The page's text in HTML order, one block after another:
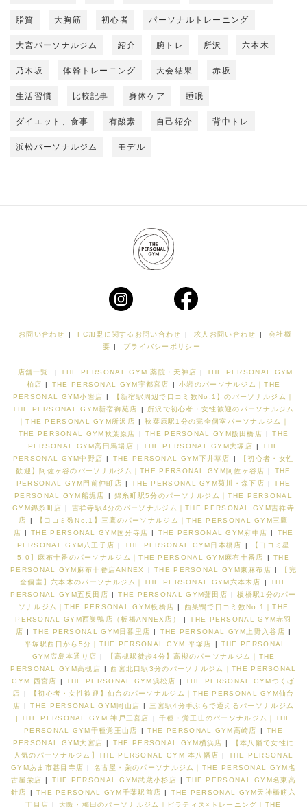
脂質 大胸筋 初心者 パーソナルトレーニング
大宮パーソナルジム 紹介 腕トレ 所沢 六本木
乃木坂 体幹トレーニング 大会結果 赤坂
生活習慣 比較記事 身体ケア 睡眠
ダイエット、食事 有酸素 自己紹介 背中トレ
浜松パーソナルジム モデル
お問い合わせ | FC加盟に関するお問い合わせ | 求人お問い合わせ |
会社概
要 | プライバシーポリシー
店舗一覧 | THE PERSONAL GYM 薬院・天神店 |
THE PERSONAL GYM
柏店 | THE PERSONAL GYM宇都宮店 |
小岩のパーソナルジム｜THE
PERSONAL GYM小岩店 |
【新宿駅周辺で口コミ数No.1】のパーソナルジム｜
THE PERSONAL GYM新宿御苑店
|
所沢で初心者・女性歓迎のパーソナルジム
｜THE PERSONAL GYM所沢店 |
秋葉原駅1分の完全個室パーソナルジム｜
THE PERSONAL GYM秋葉原店
| THE PERSONAL GYM飯田橋店 |
THE
PERSONAL GYM高田馬場店 | THE PERSONAL GYM大塚店 |
THE
PERSONAL GYM中野店 | THE PERSONAL GYM下井草店 |
【初心者・女性
歓迎】阿佐ヶ谷のパーソナルジム｜THE PERSONAL GYM阿佐ヶ谷店 |
THE
PERSONAL GYM門前仲町店 | THE PERSONAL GYM菊川・森下店 |
THE
PERSONAL GYM船堀店
|
錦糸町駅5分のパーソナルジム｜THE PERSONAL
GYM錦糸町店 |
吉祥寺駅4分のパーソナルジム｜THE PERSONAL GYM吉祥寺
店
|
【口コミ数No.1】三鷹のパーソナルジム｜THE PERSONAL GYM三鷹
店 | THE PERSONAL GYM国分寺店 | THE PERSONAL GYM府中店 |
THE
PERSONAL GYM八王子店 | THE PERSONAL GYM日本橋店 |
【口コミ星
5.0】麻布十番のパーソナルジム｜THE PERSONAL GYM麻布十番店
|
THE
PERSONAL GYM麻布十番店ANNEX
| THE PERSONAL GYM東麻布店 |
【完
全個室】六本木のパーソナルジム｜THE PERSONAL GYM六本木店
|
THE
PERSONAL GYM五反田店 | THE PERSONAL GYM蒲田店 |
板橋駅1分のパー
ソナルジム｜THE PERSONAL GYM板橋店 |
西巣鴨で口コミ数No.1｜THE
PERSONAL GYM西巣鴨店（板橋ANNEX店）
|
THE PERSONAL GYM赤羽
店 | THE PERSONAL GYM日暮里店 | THE PERSONAL GYM上野入谷店 |
平塚駅西口から5分｜THE PERSONAL GYM 平塚店
|
THE PERSONAL
GYM広島本通り店 |
【高槻駅徒歩4分】高槻のパーソナルジム｜THE
PERSONAL GYM高槻店 |
西宮北口駅3分のパーソナルジム｜THE PERSONAL
GYM 西宮店
| THE PERSONAL GYM浜松店 |
THE PERSONAL GYMつくば
店
|
【初心者・女性歓迎】仙台のパーソナルジム｜THE PERSONAL GYM仙台
店 | THE PERSONAL GYM岡山店 |
三宮駅4分手ぶらで通えるパーソナルジム
| THE PERSONAL GYM 神戸三宮店
|
千種・覚王山のパーソナルジム｜THE
PERSONAL GYM千種覚王山店
| THE PERSONAL GYM高崎店 |
THE
PERSONAL GYM大宮店 | THE PERSONAL GYM横浜店 |
【本八幡で女性に
人気のパーソナルジム】THE PERSONAL GYM 本八幡店 |
THE PERSONAL
GYMあま市甚目寺店 |
名古屋・栄のパーソナルジム｜THE PERSONAL GYM名
古屋栄店 | THE PERSONAL GYM武蔵小杉店 |
THE PERSONAL GYM名東高
針店
| THE PERSONAL GYM千葉駅前店 |
THE PERSONAL GYM天神橋筋六
丁目店 | 大阪・梅田のパーソナルジム｜ピラティス×トレーニング｜THE